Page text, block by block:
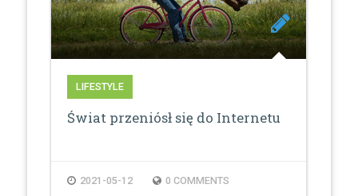
LIFESTYLE
Świat przeniósł się do Internetu
2021-05-12 0 COMMENTS